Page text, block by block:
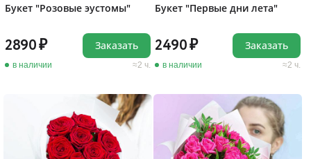
Букет "Розовые эустомы"
2890
в наличии 2 ч.
Заказать
Букет "Первые дни лета"
2490
в наличии 2 ч.
Заказать